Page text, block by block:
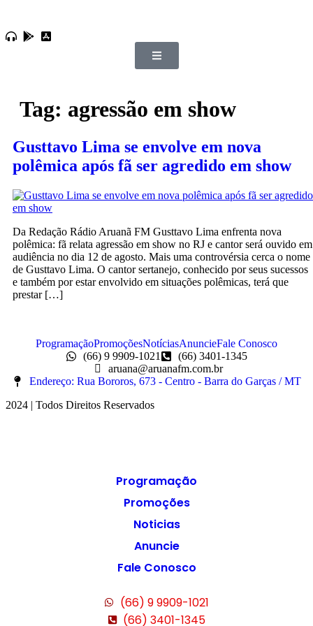
Tag: agressão em show
Gusttavo Lima se envolve em nova
polêmica após fã ser agredido em show
Da Redação Rádio Aruanã FM Gusttavo Lima enfrenta nova
polêmica: fã relata agressão em show no RJ e cantor será ouvido em
audiência no dia 12 de agosto. Mais uma controvérsia cerca o nome
de Gusttavo Lima. O cantor sertanejo, conhecido por seus sucessos
e também por estar envolvido em situações polêmicas, terá que
prestar […]
ProgramaçãoPromoçõesNotíciasAnuncieFale Conosco
(66) 9 9909-1021
(66) 3401-1345
aruana@aruanafm.com.br
Endereço: Rua Bororos, 673 - Centro - Barra do Garças / MT
2024 | Todos Direitos Reservados
Programação
Promoções
Noticias
Anuncie
Fale Conosco
(66) 9 9909-1021
(66) 3401-1345